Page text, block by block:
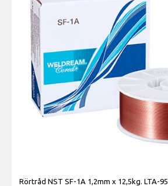
Rörtråd NST SF-1A 1,2mm x 12,5kg. LTA-95